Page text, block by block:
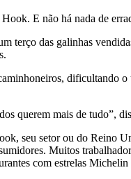
E não há nada de
terço das galinhas
dificultando o
querem mais de tudo”,
seu setor ou do Reino
Muitos
com estrelas